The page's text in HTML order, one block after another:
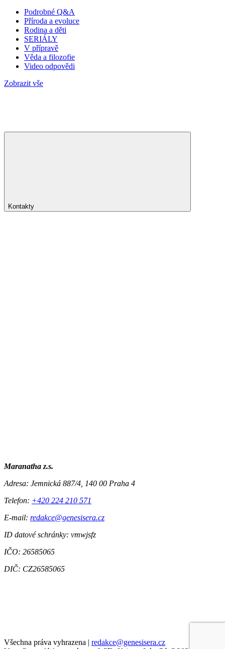
Podrobné Q&A
Příroda a evoluce
Rodina a děti
SERIÁLY
V přípravě
Věda a filozofie
Video odpovědi
Zobrazit vše
Kontakty
Maranatha z.s.
Adresa: Jemnická 887/4, 140 00 Praha 4
Telefon: +420 224 210 571
E-mail: redakce@genesisera.cz
ID datové schránky: vmwjsfz
IČO: 26585065
DIČ: CZ26585065
Všechna práva vyhrazena | redakce@genesisera.cz